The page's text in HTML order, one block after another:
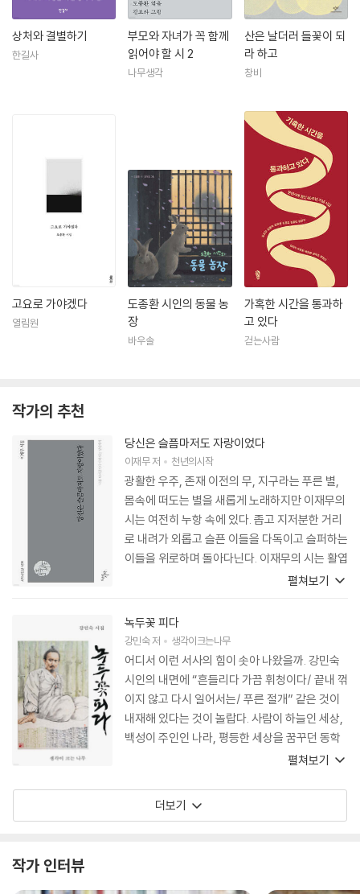
상처와 결별하기
한길사
부모와 자녀가 꼭 함께
읽어야 할 시 2
나무생각
산은 날더러 들꽃이 되
라 하고
창비
고요로 가야겠다
열림원
도종환 시인의 동물 농
장
바우솔
가혹한 시간을 통과하
고 있다
걷는사람
작가의 추천
당신은 슬픔마저도 자랑이었다
이재무저 천년의시작
광활한 우주, 존재 이전의 무, 지구라는 푸른 별,
몸속에 떠도는 별을 새롭게 노래하지만 이재무의
시는 여전히 누항 속에 있다. 좁고 지저분한 거리
로 내려가 외롭고 슬픈 이들을 다독이고 슬퍼하는
이들을 위로하며 돌아다닌다. 이재무의 시는 활엽
수의 세계에 가깝다. 한 가지 색깔로 평생을 사는
나무처럼 다채롭고 풍요롭다. 이재무 시의 “숲속
에서는 새들이 종일 공중의 백지에 키보드를 두들
겨댄다/ 그걸 따라 읽느라 나뭇잎들이 명랑하게
나부끼고” “날마다 푸른 신간들이 발간되”곤 한
다. 생명력 넘치는 언어가 출렁거린다. 그 숲에서
때론 위험한 짐승이 되어 소요하지만 이재무의 시
는 정직하다. 제 안에 공존하는 무수한 타자와 속
펼쳐보기
녹두꽃 피다
강민숙저 생각이크는나무
어디서 이런 서사의 힘이 솟아 나왔을까. 강민숙
시인의 내면에 “흔들리다 가끔 휘청이다/ 끝내 꺾
이지 않고 다시 일어서는/ 푸른 절개” 같은 것이
내재해 있다는 것이 놀랍다. 사람이 하늘인 세상,
백성이 주인인 나라, 평등한 세상을 꿈꾸던 동학
농민군의 넋을 기리는 초혼의 노래를 넘어, 슬픔
이 시들은. 죽창이 되고자 몸부림치던 “대나무들
의 합창”이다, 이 시들은. 강민숙 시인의 말대로
펼쳐보기
더보기
작가 인터뷰